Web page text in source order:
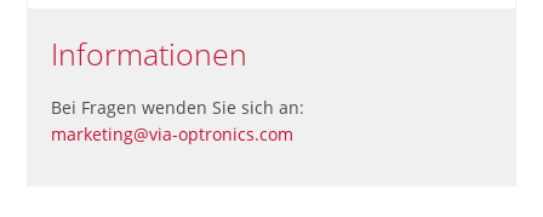
Informationen
Bei Fragen wenden Sie sich an:
marketing@via-optronics.com